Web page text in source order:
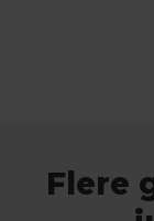
Flere